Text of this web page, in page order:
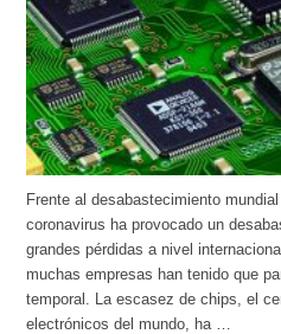
Frente al desabastecimiento
coronavirus ha provocado un
grandes pérdidas a nivel
muchas empresas han tenido que
temporal. La escasez de chips, el
electrónicos del mundo, ha …